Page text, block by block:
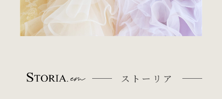
ストーリア